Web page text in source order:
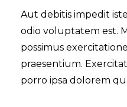
Aut debitis impedit
odio voluptatem est.
possimus
praesentium.
porro ipsa dolorem